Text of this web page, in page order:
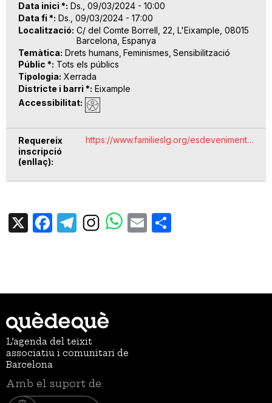
Data inici * Ds., 09/03/2024 - 10:00
Data fi * Ds., 09/03/2024 - 17:00
Localització C/ del Comte Borrell, 22, L'Eixample, 08015
Barcelona, Espanya
Temàtica Drets humans Feminismes Sensibilització
Públic * Tots els públics
Tipologia Xerrada
Districte i barri * Eixample
Accessibilitat
Requereix
inscripció
(enllaç)
https://www.familieslg.org/esdeveniment…
X Facebook
TelegramEmail
L’agenda del teixit
associatiu i comunitari de
Barcelona
Amb el suport de: